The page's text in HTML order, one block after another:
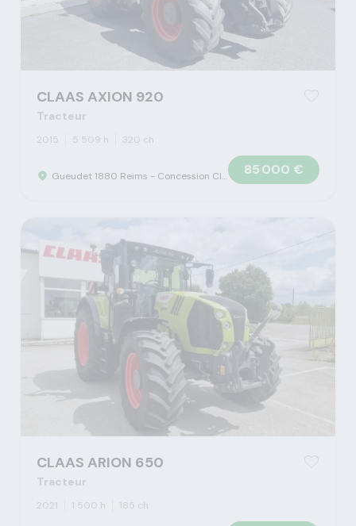
CLAAS AXION 920
Tracteur
2015 5 509 h 320 ch
Gueudet 1880 Reims - Concession Claas 85 000 €
CLAAS ARION 650
Tracteur
2021 1 500 h 185 ch